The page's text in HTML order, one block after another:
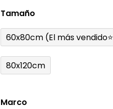
Tamaño
60x80cm (El más
80x120cm
Marco